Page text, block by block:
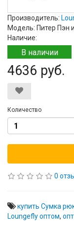
Производитель:
Модель: Питер Пэн
Наличие:
В наличии
4636 руб.
Количество
0
купить Сумка
Loungefly оптом,